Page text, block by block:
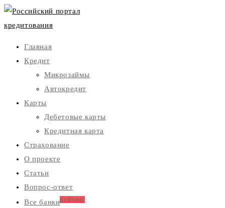
Главная
Кредит
Микрозаймы
Автокредит
Карты
Дебетовые карты
Кредитная карта
Страхование
О проекте
Статьи
Вопрос-ответ
Все банкирейтинг